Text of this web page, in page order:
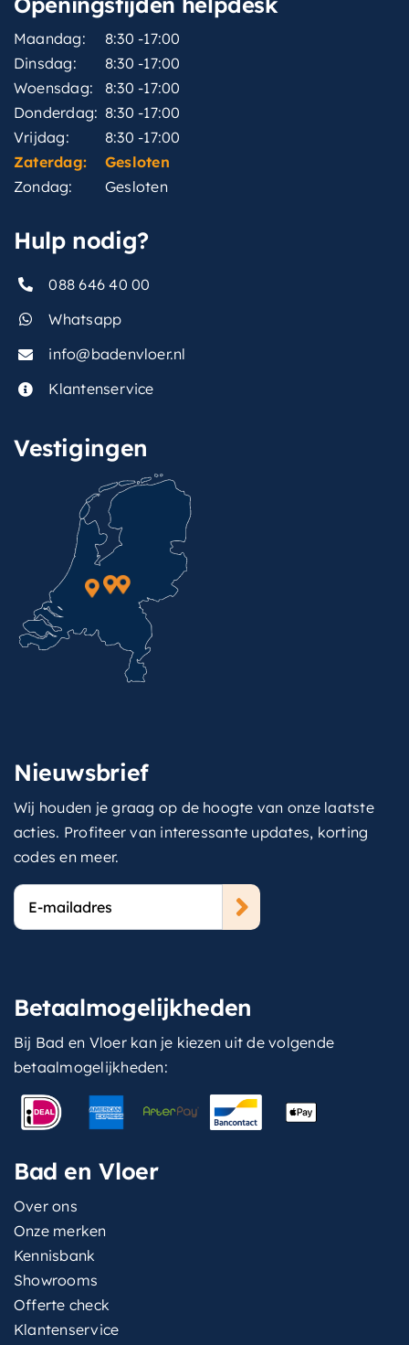
Maandag:
8:30 -17:00
Dinsdag:
8:30 -17:00
Woensdag:
8:30 -17:00
Donderdag: 8:30 -17:00
Vrijdag:
8:30 -17:00
Zaterdag:
Gesloten
Zondag:
Gesloten
Hulp nodig?
088 646 40 00
Whatsapp
info@badenvloer.nl
Klantenservice
Vestigingen
Nieuwsbrief
Wij houden je graag op de hoogte van onze laatste
acties. Profiteer van interessante updates, korting
codes en meer.
E-
mailadres
Betaalmogelijkheden
Bij Bad en Vloer kan je kiezen uit de volgende
betaalmogelijkheden:
Bad en Vloer
Over ons
Onze merken
Kennisbank
Showrooms
Offerte check
Klantenservice